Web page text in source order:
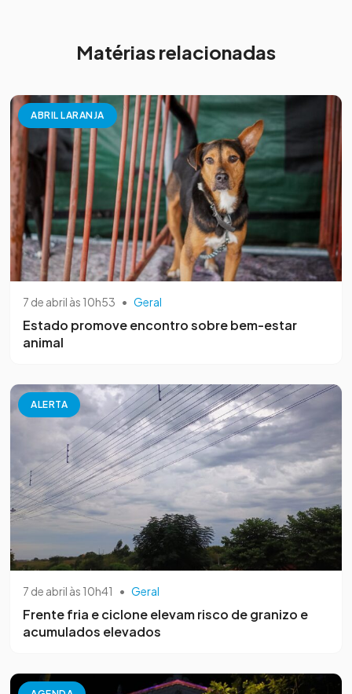
Matérias relacionadas
ABRIL LARANJA
7 de abril às 10h53 • Geral
Estado promove encontro sobre bem-estar
animal
ALERTA
7 de abril às 10h41 • Geral
Frente fria e ciclone elevam risco de granizo e
acumulados elevados